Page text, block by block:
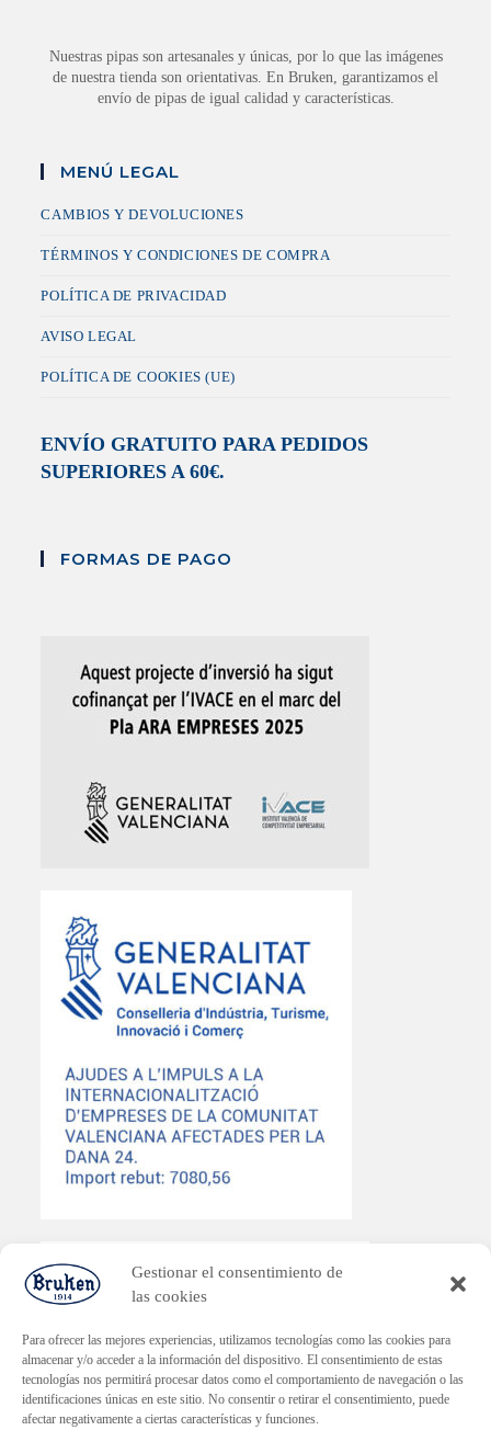
Gestionar el consentimiento de
las cookies
Para ofrecer las mejores experiencias, utilizamos tecnologías como las cookies para
almacenar y/o acceder a la información del dispositivo. El consentimiento de estas
tecnologías nos permitirá procesar datos como el comportamiento de navegación o las
identificaciones únicas en este sitio. No consentir o retirar el consentimiento, puede
afectar negativamente a ciertas características y funciones.
Nuestras pipas son artesanales y únicas, por lo que las imágenes
de nuestra tienda son orientativas. En Bruken, garantizamos el
envío de pipas de igual calidad y características.
MENÚ LEGAL
CAMBIOS Y DEVOLUCIONES
TÉRMINOS Y CONDICIONES DE COMPRA
POLÍTICA DE PRIVACIDAD
AVISO LEGAL
POLÍTICA DE COOKIES (UE)
ENVÍO GRATUITO PARA PEDIDOS
SUPERIORES A 60€.
FORMAS DE PAGO
PLAN ENDAVANT
Subvenció dirigida a la reactivació econòmica en els municipis
afectats per la DANA.
Import rebut: 30.000€